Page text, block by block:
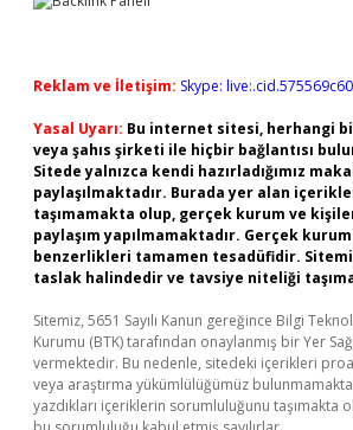
Reklam ve İletişim: Skype:
Yasal Uyarı: Bu internet sitesi, herhangi
veya şahıs şirketi ile hiçbir bağlantısı
Sitede yalnızca kendi hazırladığımız
paylaşılmaktadır. Burada yer alan
taşımamakta olup, gerçek kurum ve
paylaşım yapılmamaktadır. Gerçek
benzerlikleri tamamen tesadüfidir.
taslak halindedir ve tavsiye niteliği
Sitemiz, 5651 Sayılı Kanun gereğince Bilgi
Kurumu (BTK) tarafından onaylanmış bir Yer
vermektedir. Bu nedenle, sitedeki içerikleri
veya araştırma yükümlülüğümüz
yazdıkları içeriklerin sorumluluğunu taşımakta